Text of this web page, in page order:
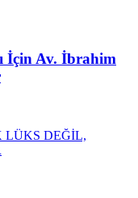
İçin Av. İbrahim